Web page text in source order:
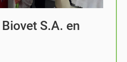
S.A. en